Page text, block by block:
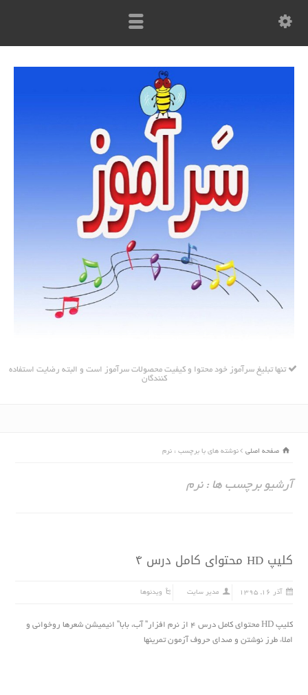
تنها تبلیغ سرآموز خود محتوا و کیفیت محصولات سرآموز است و البته رضایت استفاده
کنندگان
صفحه اصلی نوشته های با برچسب : نرم
آرشیو برچسب ها : نرم
کلیپ HD محتواى کامل درس ۴
آذر ۱۶, ۱۳۹۵ مدیر سایت ویدئوها
کلیپ HD محتواى کامل درس ۴ از نرم افزار” آب، بابا” انیمیشن شعرها روخوانى و
املاء طرز نوشتن و صداى حروف آزمون تمرینها